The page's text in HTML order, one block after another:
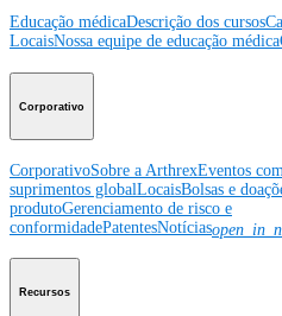
Educação médicaDescrição dos cursos
LocaisNossa equipe de educação médica
Corporativo
CorporativoSobre a ArthrexEventos
suprimentos globalLocaisBolsas e
produtoGerenciamento de risco e
conformidadePatentesNotícias
Recursos